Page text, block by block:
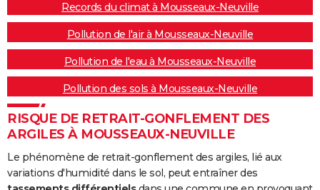
Records du climat à Mousseaux-Neuville
Pollution de l'air à Mousseaux-Neuville
Pollution de l'eau à Mousseaux-Neuville
Pollution des sols à Mousseaux-Neuville
RISQUE DE RETRAIT-GONFLEMENT DES
ARGILES À MOUSSEAUX-NEUVILLE
Le phénomène de retrait-gonflement des argiles, lié aux
variations d'humidité dans le sol, peut entraîner des